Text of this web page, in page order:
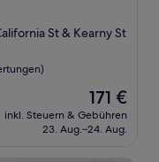
St & Kearny St
Der
Preis
beträgt
171 €
inkl. Steuern & Gebühren
23. Aug.–24. Aug.